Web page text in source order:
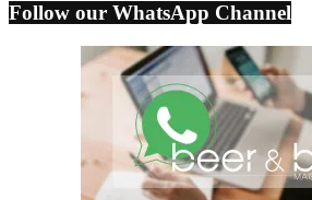
Follow our WhatsApp Channel